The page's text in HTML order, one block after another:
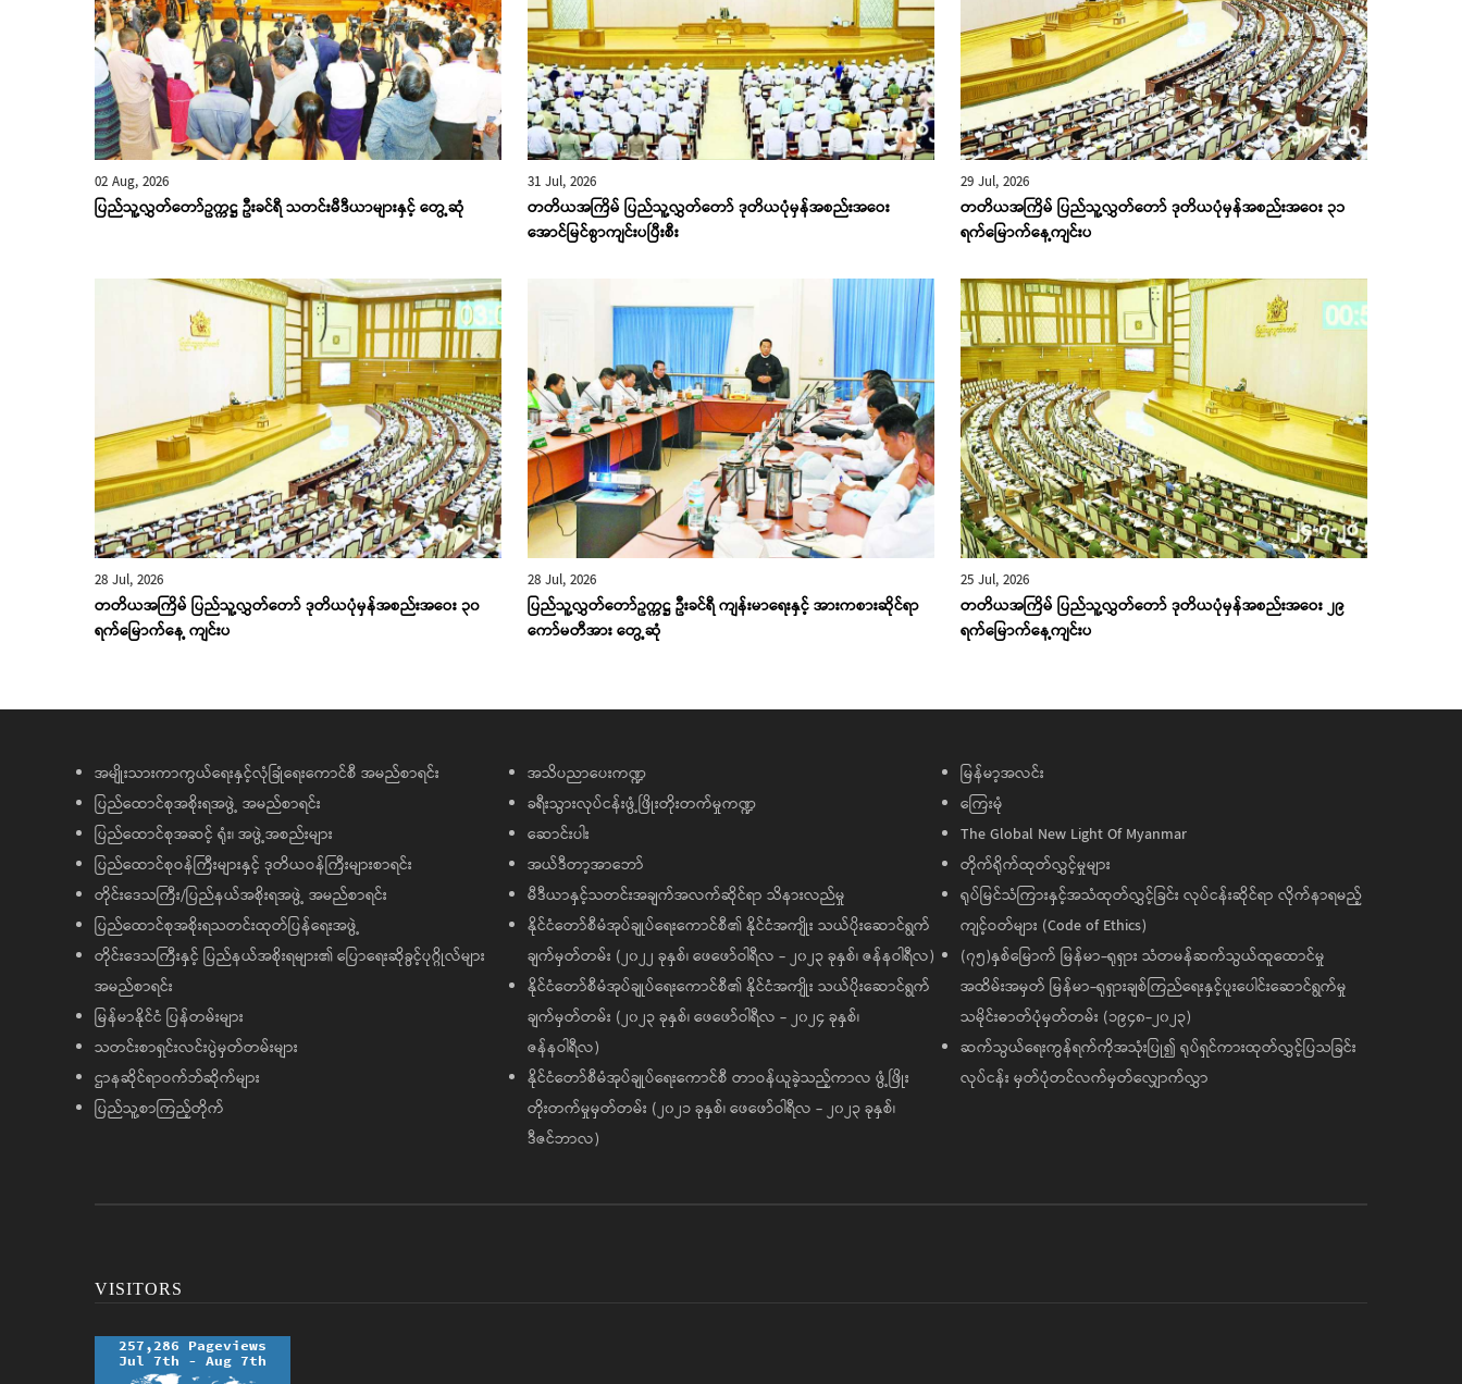
02 Aug, 2026
ပြည်သူ့လွှတ်တော်ဥက္ကဋ္ဌ ဦးခင်ရီ သတင်းမီဒီယာများနှင့် တွေ့ဆုံ
31 Jul, 2026
တတိယအကြိမ် ပြည်သူ့လွှတ်တော် ဒုတိယပုံမှန်အစည်းအဝေး
အောင်မြင်စွာကျင်းပပြီးစီး
29 Jul, 2026
တတိယအကြိမ် ပြည်သူ့လွှတ်တော် ဒုတိယပုံမှန်အစည်းအဝေး ၃၁
ရက်မြောက်နေ့ကျင်းပ
28 Jul, 2026
တတိယအကြိမ် ပြည်သူ့လွှတ်တော် ဒုတိယပုံမှန်အစည်းအဝေး ၃၀
ရက်မြောက်နေ့ ကျင်းပ
28 Jul, 2026
ပြည်သူ့လွှတ်တော်ဥက္ကဋ္ဌ ဦးခင်ရီ ကျန်းမာရေးနှင့် အားကစားဆိုင်ရာ
ကော်မတီအား တွေ့ဆုံ
25 Jul, 2026
တတိယအကြိမ် ပြည်သူ့လွှတ်တော် ဒုတိယပုံမှန်အစည်းအဝေး ၂၉
ရက်မြောက်နေ့ကျင်းပ
အမျိုးသားကာကွယ်ရေးနှင့်လုံခြုံရေးကောင်စီ အမည်စာရင်း
ပြည်ထောင်စုအစိုးရအဖွဲ့ အမည်စာရင်း
ပြည်ထောင်စုအဆင့် ရုံး၊ အဖွဲ့အစည်းများ
ပြည်ထောင်စုဝန်ကြီးများနှင့် ဒုတိယဝန်ကြီးများစာရင်း
တိုင်းဒေသကြီး/ပြည်နယ်အစိုးရအဖွဲ့ အမည်စာရင်း
ပြည်ထောင်စုအစိုးရသတင်းထုတ်ပြန်ရေးအဖွဲ့
တိုင်းဒေသကြီးနှင့် ပြည်နယ်အစိုးရများ၏ ပြောရေးဆိုခွင့်ပုဂ္ဂိုလ်များ
အမည်စာရင်း
မြန်မာနိုင်ငံ ပြန်တမ်းများ
သတင်းစာရှင်းလင်းပွဲမှတ်တမ်းများ
ဌာနဆိုင်ရာဝက်ဘ်ဆိုက်များ
ပြည်သူ့စာကြည့်တိုက်
အသိပညာပေးကဏ္ဍ
ခရီးသွားလုပ်ငန်းဖွံ့ဖြိုးတိုးတက်မှုကဏ္ဍ
ဆောင်းပါး
အယ်ဒီတာ့အာဘော်
မီဒီယာနှင့်သတင်းအချက်အလက်ဆိုင်ရာ သိနားလည်မှု
နိုင်ငံတော်စီမံအုပ်ချုပ်ရေးကောင်စီ၏ နိုင်ငံအကျိုး သယ်ပိုးဆောင်ရွက်
ချက်မှတ်တမ်း (၂၀၂၂ ခုနှစ်၊ ဖေဖော်ဝါရီလ - ၂၀၂၃ ခုနှစ်၊ ဇန်နဝါရီလ)
နိုင်ငံတော်စီမံအုပ်ချုပ်ရေးကောင်စီ၏ နိုင်ငံအကျိုး သယ်ပိုးဆောင်ရွက်
ချက်မှတ်တမ်း (၂၀၂၃ ခုနှစ်၊ ဖေဖော်ဝါရီလ - ၂၀၂၄ ခုနှစ်၊
ဇန်နဝါရီလ)
နိုင်ငံတော်စီမံအုပ်ချုပ်ရေးကောင်စီ တာဝန်ယူခဲ့သည့်ကာလ ဖွံ့ဖြိုး
တိုးတက်မှုမှတ်တမ်း (၂၀၂၁ ခုနှစ်၊ ဖေဖော်ဝါရီလ - ၂၀၂၃ ခုနှစ်၊
ဒီဇင်ဘာလ)
မြန်မာ့အလင်း
ကြေးမုံ
The Global New Light Of Myanmar
တိုက်ရိုက်ထုတ်လွှင့်မှုများ
ရုပ်မြင်သံကြားနှင့်အသံထုတ်လွှင့်ခြင်း လုပ်ငန်းဆိုင်ရာ လိုက်နာရမည့်
ကျင့်ဝတ်များ (Code of Ethics)
(၇၅)နှစ်မြောက် မြန်မာ-ရုရှား သံတမန်ဆက်သွယ်ထူထောင်မှု
အထိမ်းအမှတ် မြန်မာ-ရုရှားချစ်ကြည်ရေးနှင့်ပူးပေါင်းဆောင်ရွက်မှု
သမိုင်းဓာတ်ပုံမှတ်တမ်း (၁၉၄၈-၂၀၂၃)
ဆက်သွယ်ရေးကွန်ရက်ကိုအသုံးပြု၍ ရုပ်ရှင်ကားထုတ်လွှင့်ပြသခြင်း
လုပ်ငန်း မှတ်ပုံတင်လက်မှတ်လျှောက်လွှာ
VISITORS